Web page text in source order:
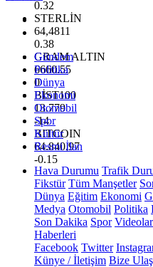
0.32
STERLİN
64,4811
0.38
GRAM ALTIN
6660.55
0
BİST100
13.779
-14
BITCOIN
64.840,97
-0.15
Gündem
Politika
Dünya
Ekonomi
Otomobil
Spor
Kültür
Resmi İlan
Hava Durumu Trafik
Fikstür Tüm Manşetler
Dünya Eğitim Ekonomi
Medya Otomobil Politika
Son Dakika Spor Videolar
Haberleri
Facebook Twitter
Künye / İletişim Bize